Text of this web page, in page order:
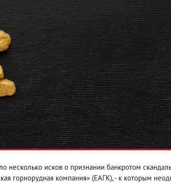
несколько исков о признании банкротом
горнорудная компания» (ЕАГК), - к которым